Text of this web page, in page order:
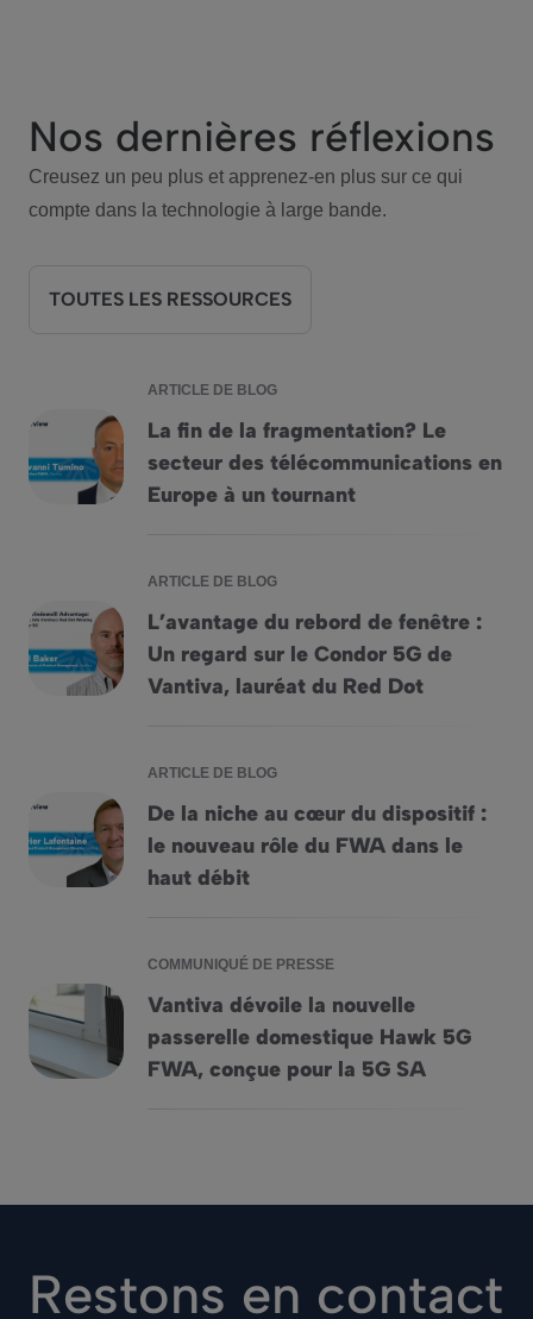
Nos dernières réflexions
Creusez un peu plus et apprenez-en plus sur ce qui
compte dans la technologie à large bande.
TOUTES LES RESSOURCES
ARTICLE DE BLOG
La fin de la fragmentation? Le
secteur des télécommunications en
Europe à un tournant
La fin de la fragmentation? Le secteur des
ARTICLE DE BLOG
L’avantage du rebord de fenêtre :
Un regard sur le Condor 5G de
Vantiva, lauréat du Red Dot
L&rsquo;avantage du rebord de fenêtre : Un regard sur le
ARTICLE DE BLOG
De la niche au cœur du dispositif :
le nouveau rôle du FWA dans le
haut débit
De la niche au cœur du dispositif : le nouveau rôle du FWA
COMMUNIQUÉ DE PRESSE
Vantiva dévoile la nouvelle
passerelle domestique Hawk 5G
FWA, conçue pour la 5G SA
Vantiva dévoile la nouvelle passerelle domestique Hawk
Restons en contact